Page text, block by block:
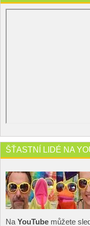
ŠŤASTNÍ LIDÉ NA
NaYouTube můžete